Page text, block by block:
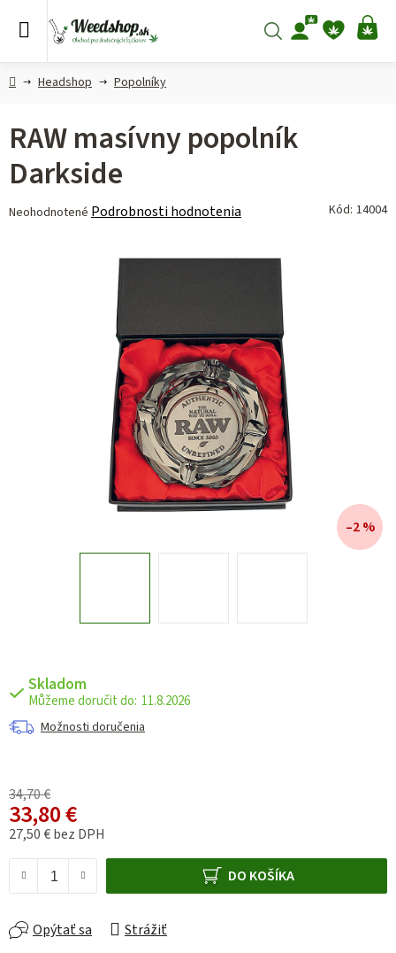
Hľadať
DomovHeadshop Popolníky
Skladom
11.8.2026
Možnosti doručenia
34,70 €
33,80 €
27,50 € bez DPH
DO KOŠÍKA
Opýtať sa Strážiť
RAW masívny popolník
Darkside
Priemerné
Neohodnotené Podrobnosti hodnotenia Kód: 14004
–2 %